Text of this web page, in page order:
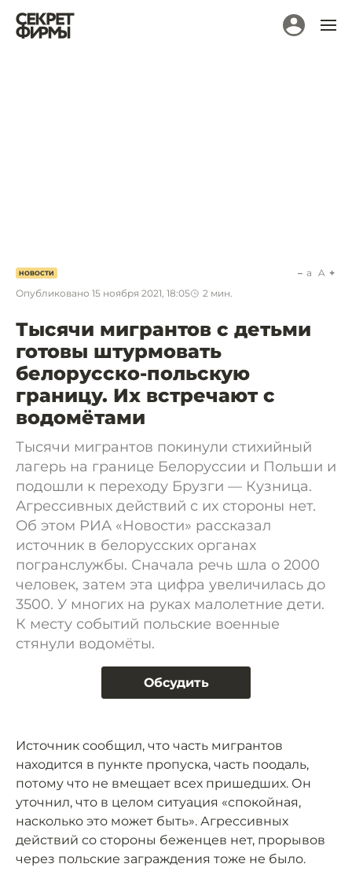
НОВОСТИ
Опубликовано 15 ноября 2021, 18:05 2 мин.
a A
Тысячи мигрантов с детьми
готовы штурмовать
белорусско-польскую
границу. Их встречают с
водомётами
Тысячи мигрантов покинули стихийный
лагерь на границе Белоруссии и Польши и
подошли к переходу Брузги — Кузница.
Агрессивных действий с их стороны нет.
Об этом РИА «Новости» рассказал
источник в белорусских органах
погранслужбы. Сначала речь шла о 2000
человек, затем эта цифра увеличилась до
3500. У многих на руках малолетние дети.
К месту событий польские военные
стянули водомёты.
Обсудить
Источник сообщил, что часть мигрантов
находится в пункте пропуска, часть поодаль,
потому что не вмещает всех пришедших. Он
уточнил, что в целом ситуация «спокойная,
насколько это может быть». Агрессивных
действий со стороны беженцев нет, прорывов
через польские заграждения тоже не было.